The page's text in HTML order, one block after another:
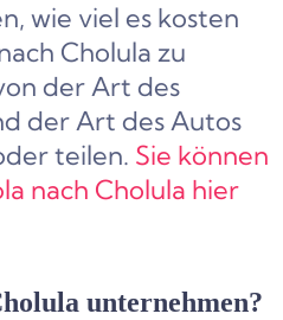
wie viel es kosten
Cholula zu
der Art des
der Art des Autos
teilen. Sie können
nach Cholula hier
unternehmen?